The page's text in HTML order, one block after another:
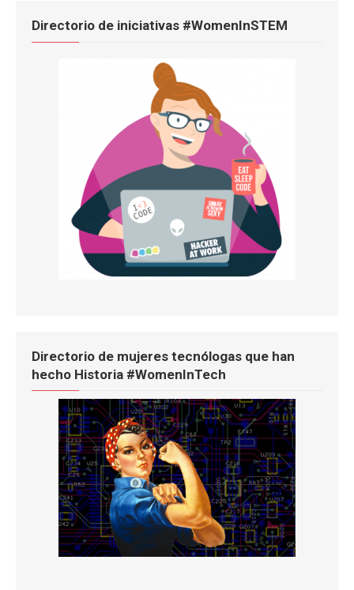
Directorio de iniciativas #WomenInSTEM
Directorio de mujeres tecnólogas que han
hecho Historia #WomenInTech